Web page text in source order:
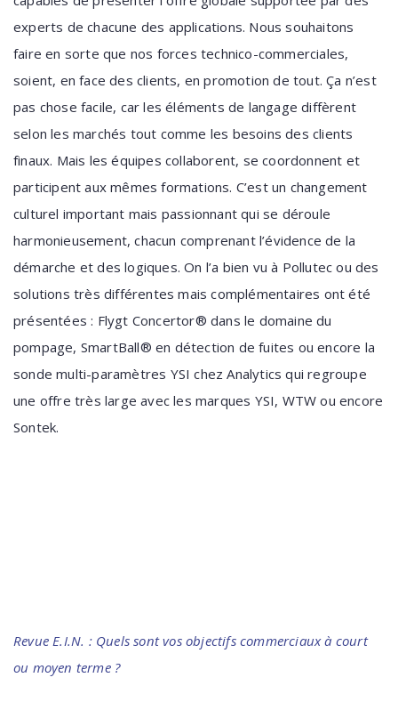
experts de chacune des applications. Nous souhaitons
faire en sorte que nos forces technico-commerciales,
soient, en face des clients, en promotion de tout. Ça n’est
pas chose facile, car les éléments de langage diffèrent
selon les marchés tout comme les besoins des clients
finaux. Mais les équipes collaborent, se coordonnent et
participent aux mêmes formations. C’est un changement
culturel important mais passionnant qui se déroule
harmonieusement, chacun comprenant l’évidence de la
démarche et des logiques. On l’a bien vu à Pollutec ou des
solutions très différentes mais complémentaires ont été
présentées : Flygt Concertor® dans le domaine du
pompage, SmartBall® en détection de fuites ou encore la
sonde multi-paramètres YSI chez Analytics qui regroupe
une offre très large avec les marques YSI, WTW ou encore
Sontek.
Revue E.I.N. : Quels sont vos objectifs commerciaux à court
ou moyen terme ?